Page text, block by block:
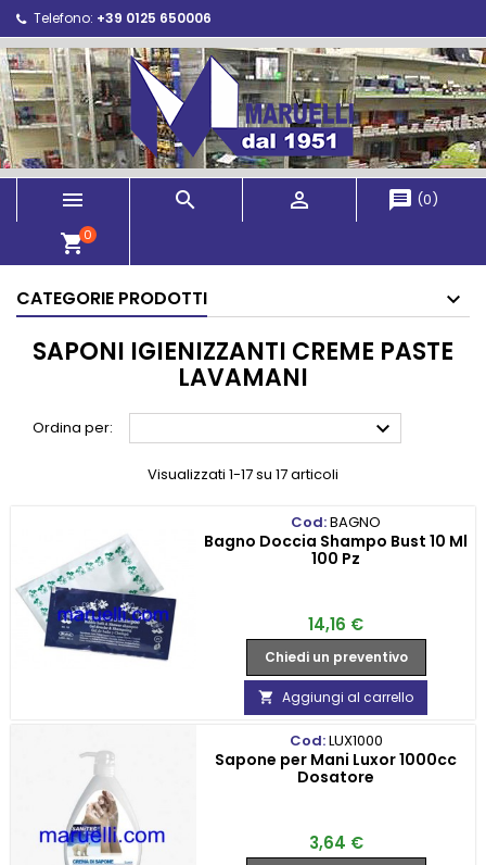
Telefono: +39 0125 650006
   message (0)
shopping_cart0
CATEGORIE PRODOTTI
SAPONI IGIENIZZANTI CREME PASTE
LAVAMANI
Ordina per: 
Visualizzati 1-17 su 17 articoli
Cod:BAGNO
Bagno Doccia Shampo Bust 10 Ml
100 Pz
Prezzo
14,16 €
Chiedi un preventivo
 Aggiungi al carrello
Cod:LUX1000
Sapone per Mani Luxor 1000cc
Dosatore
Prezzo
3,64 €